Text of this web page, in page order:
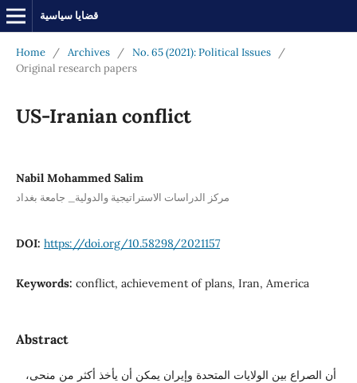
قضايا سياسية
Home / Archives / No. 65 (2021): Political Issues
/
Original research papers
US-Iranian conflict
Nabil Mohammed Salim
مركز الدراسات الاستراتيجية والدولية_ جامعة بغداد
DOI: https://doi.org/10.58298/2021157
Keywords: conflict, achievement of plans, Iran, America
Abstract